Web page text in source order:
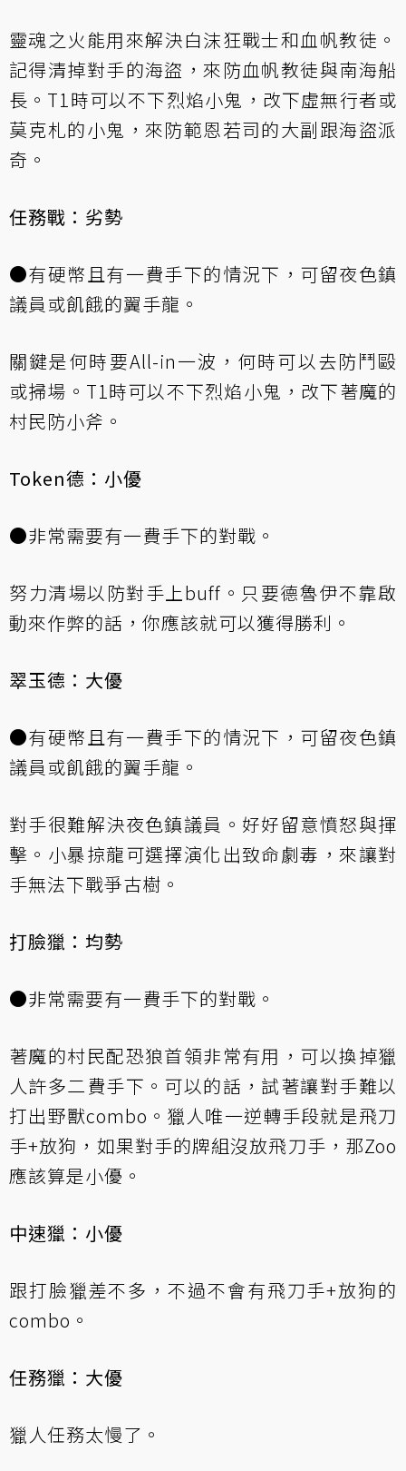
靈魂之火能用來解決白沫狂戰士和血帆教徒。
記得清掉對手的海盜，來防血帆教徒與南海船
長。T1時可以不下烈焰小鬼，改下虛無行者或
莫克札的小鬼，來防範恩若司的大副跟海盜派
奇。
任務戰：劣勢
●有硬幣且有一費手下的情況下，可留夜色鎮
議員或飢餓的翼手龍。
關鍵是何時要All-in一波，何時可以去防鬥毆
或掃場。T1時可以不下烈焰小鬼，改下著魔的
村民防小斧。
Token德：小優
●非常需要有一費手下的對戰。
努力清場以防對手上buff。只要德魯伊不靠啟
動來作弊的話，你應該就可以獲得勝利。
翠玉德：大優
●有硬幣且有一費手下的情況下，可留夜色鎮
議員或飢餓的翼手龍。
對手很難解決夜色鎮議員。好好留意憤怒與揮
擊。小暴掠龍可選擇演化出致命劇毒，來讓對
手無法下戰爭古樹。
打臉獵：均勢
●非常需要有一費手下的對戰。
著魔的村民配恐狼首領非常有用，可以換掉獵
人許多二費手下。可以的話，試著讓對手難以
打出野獸combo。獵人唯一逆轉手段就是飛刀
手+放狗，如果對手的牌組沒放飛刀手，那Zoo
應該算是小優。
中速獵：小優
跟打臉獵差不多，不過不會有飛刀手+放狗的
combo。
任務獵：大優
獵人任務太慢了。